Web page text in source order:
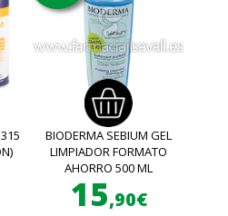
BIODERMA SEBIUM GEL
LIMPIADOR FORMATO
AHORRO 500 ML
15,90€